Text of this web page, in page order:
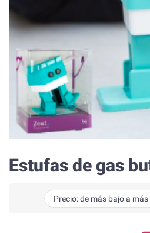
Estufas de gas
Precio: de más bajo a